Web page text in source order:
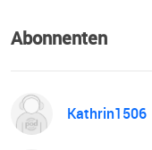
Verarbeitung der
Durchführung des
der Speicherung
die Erreichung des
erforderlich sind.
Abonnenten
Kathrin1506